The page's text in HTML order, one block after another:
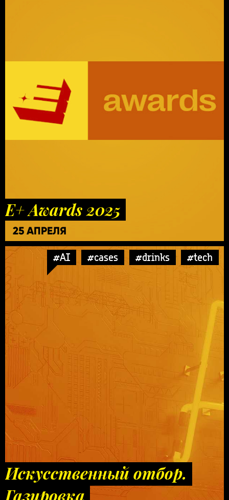
E+ Awards 2025
25 АПРЕЛЯ
#AI #cases #drinks #tech
Искусственный отбор.
Газировка